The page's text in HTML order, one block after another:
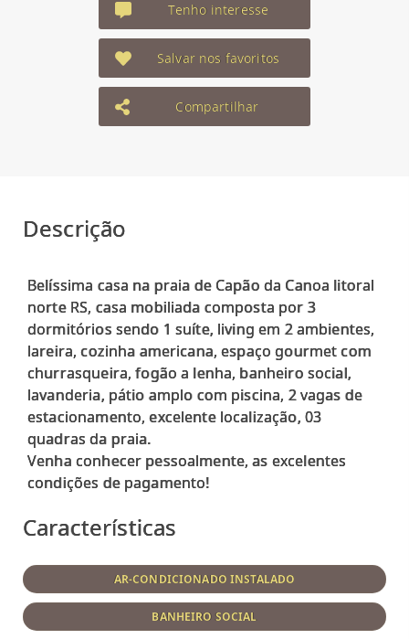
Tenho interesse
Salvar nos favoritos
Compartilhar
Descrição
Belíssima casa na praia de Capão da Canoa litoral
norte RS, casa mobiliada composta por 3
dormitórios sendo 1 suíte, living em 2 ambientes,
lareira, cozinha americana, espaço gourmet com
churrasqueira, fogão a lenha, banheiro social,
lavanderia, pátio amplo com piscina, 2 vagas de
estacionamento, excelente localização, 03
quadras da praia.
Venha conhecer pessoalmente, as excelentes
Características
AR-CONDICIONADO INSTALADO
BANHEIRO SOCIAL